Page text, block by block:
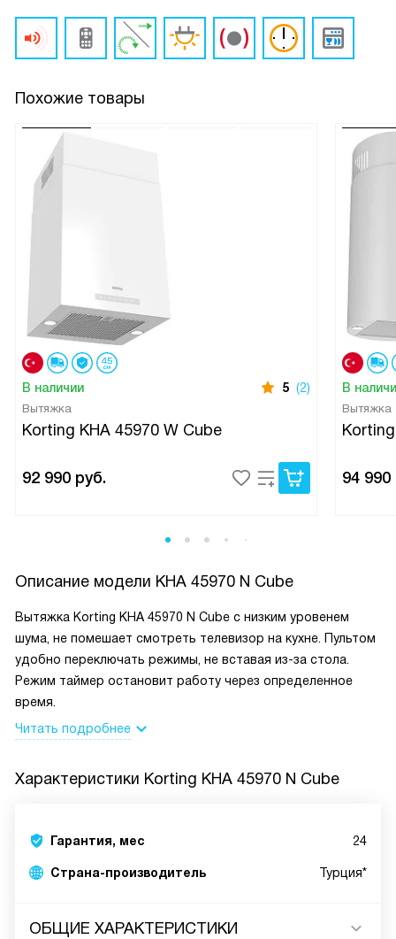
Похожие товары
В наличии 5 (2)
Вытяжка
Korting KHA 45970 W Cube
92 990 руб.
В
Вытяжка
94 990
Описание модели KHA 45970 N Cube
Вытяжка Korting KHA 45970 N Cube с низким уровенем
шума, не помешает смотреть телевизор на кухне. Пультом
удобно переключать режимы, не вставая из-за стола.
Режим таймер остановит работу через определенное
время.
Читать подробнее
Характеристики Korting KHA 45970 N Cube
Гарантия, мес 24
Страна-производитель Турция*
ОБЩИЕ ХАРАКТЕРИСТИКИ